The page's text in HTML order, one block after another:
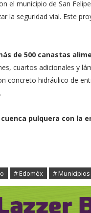
el municipio de San
la seguridad vial. Este
de 500 canastas
cuartos adicionales y
concreto hidráulico de
.
cuenca pulquera con la
# Edoméx # Municipios